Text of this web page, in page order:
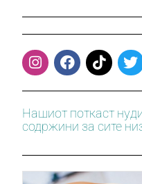
Нашиот поткаст
содржини за сите